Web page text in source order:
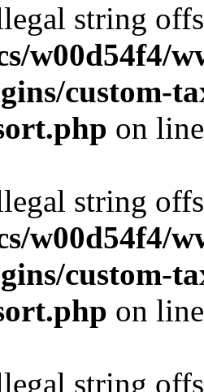
string
w00d54f4/
custom-
on
string
w00d54f4/
custom-
on
string